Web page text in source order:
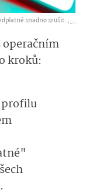
snadno zrušit. ,...
kroků:
profilu